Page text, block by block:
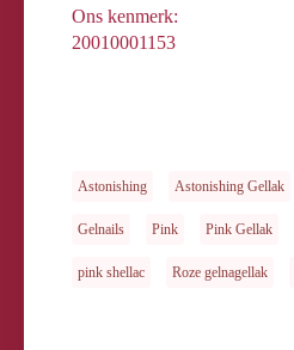
Ons kenmerk:
20010001153
Astonishing Astonishing Gellak
Gelnails Pink Pink Gellak
pink shellac Roze gelnagellak